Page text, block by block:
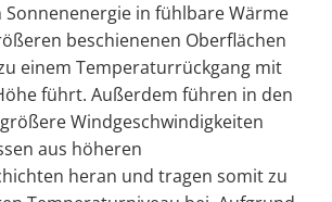
Sonnenenergie in fühlbare Wärme
beschienenen Oberflächen
einem Temperaturrückgang mit
führt. Außerdem führen in den
Windgeschwindigkeiten
aus höheren
heran und tragen somit zu